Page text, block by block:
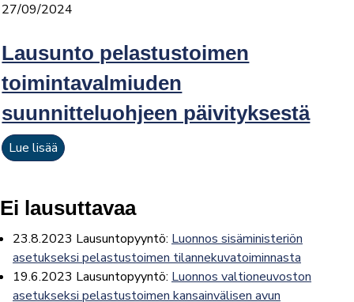
27/09/2024
Lausunto pelastustoimen
toimintavalmiuden
suunnitteluohjeen päivityksestä
Lue lisää
Ei lausuttavaa
23.8.2023 Lausuntopyyntö: Luonnos sisäministeriön
asetukseksi pelastustoimen tilannekuvatoiminnasta
19.6.2023 Lausuntopyyntö: Luonnos valtioneuvoston
asetukseksi pelastustoimen kansainvälisen avun